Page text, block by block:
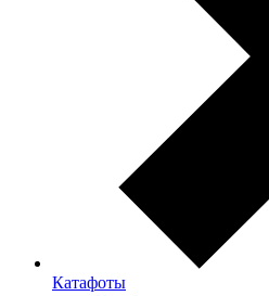
Катафоты